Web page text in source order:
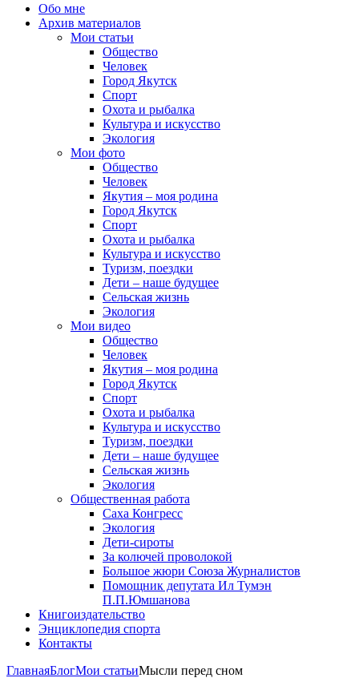
Обо мне
Архив материалов
Мои статьи
Общество
Человек
Город Якутск
Спорт
Охота и рыбалка
Культура и искусство
Экология
Мои фото
Общество
Человек
Якутия – моя родина
Город Якутск
Спорт
Охота и рыбалка
Культура и искусство
Туризм, поездки
Дети – наше будущее
Сельская жизнь
Экология
Мои видео
Общество
Человек
Якутия – моя родина
Город Якутск
Спорт
Охота и рыбалка
Культура и искусство
Туризм, поездки
Дети – наше будущее
Сельская жизнь
Экология
Общественная работа
Саха Конгресс
Экология
Дети-сироты
За колючей проволокой
Большое жюри Союза Журналистов
Помощник депутата Ил Тумэн
П.П.Юмшанова
Книгоиздательство
Энциклопедия спорта
Контакты
ГлавнаяБлогМои статьиМысли перед сном